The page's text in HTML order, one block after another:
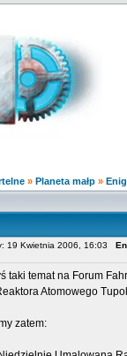
» Planeta małp »
19 Kwietnia 2006, 16:03
taki temat na Forum
Atomowego
zatem: